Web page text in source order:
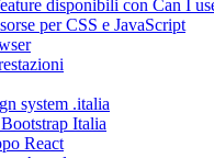
disponibili con Can I
per CSS e JavaScript
system .italia
Italia
React